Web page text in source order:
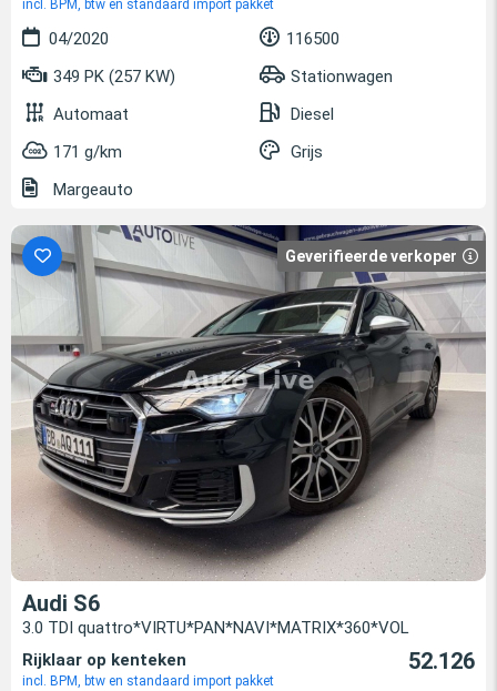
incl. BPM, btw en standaard import pakket
04/2020
116500
349 PK (257 KW)
Stationwagen
Automaat
Diesel
171 g/km
Grijs
Margeauto
Geverifieerde verkoper
Audi S6
3.0 TDI quattro*VIRTU*PAN*NAVI*MATRIX*360*VOL
Rijklaar op kenteken
incl. BPM, btw en standaard import pakket
52.126